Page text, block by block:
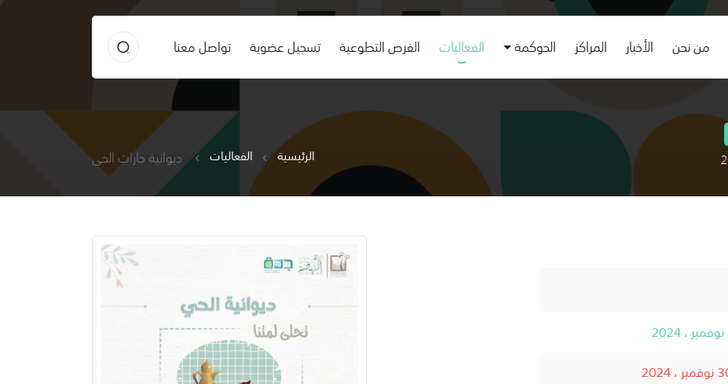
من نحن الأخبار المراكز الحوكمة الفعاليات الفرص التطوعية تسجيل عضوية تواصل معنا
الرئيسية الفعاليات ديوانية جارات الحي